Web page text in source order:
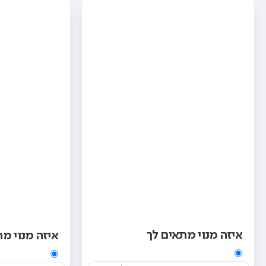
איזה מנוי מתאים לך איזה מנוי